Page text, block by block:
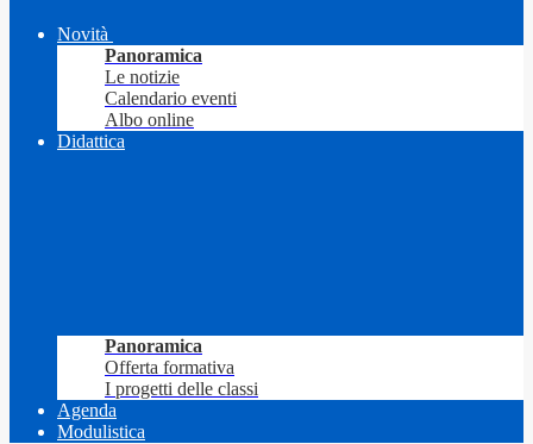
Novità
Panoramica
Le notizie
Calendario eventi
Albo online
Didattica
Panoramica
Offerta formativa
I progetti delle classi
Agenda
Modulistica